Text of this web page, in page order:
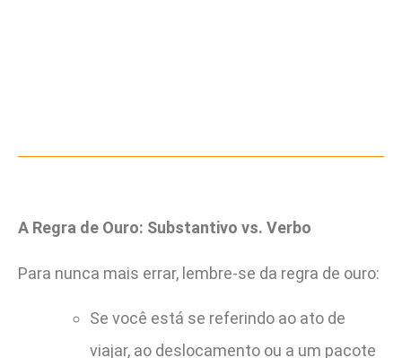
A Regra de Ouro: Substantivo vs. Verbo
Para nunca mais errar, lembre-se da regra de ouro:
Se você está se referindo ao ato de
viajar, ao deslocamento ou a um pacote